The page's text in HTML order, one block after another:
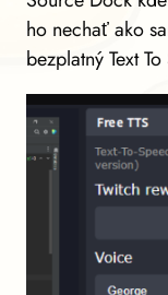
ho nechať ako
bezplatný Text